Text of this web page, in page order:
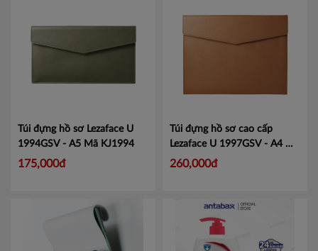
Túi đựng hồ sơ Lezaface U
1994GSV - A5 Mã KJ1994
175,000đ
Túi đựng hồ sơ cao cấp
Lezaface U 1997GSV - A4 Mã
KJ1997
260,000đ